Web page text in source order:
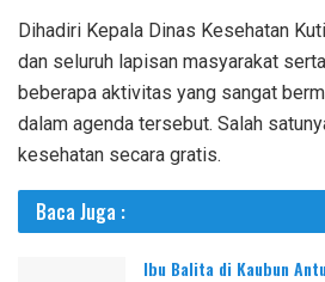
Dihadiri Kepala Dinas Kesehatan
dan seluruh lapisan masyarakat
beberapa aktivitas yang sangat
dalam agenda tersebut. Salah
kesehatan secara gratis.
Baca Juga :
Ibu Balita di Kaubun